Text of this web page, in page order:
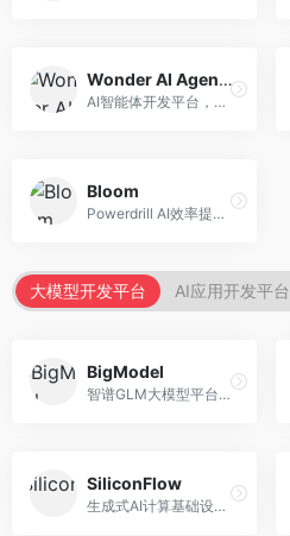
Wonder AI Agents
AI智能体开发平台，专注于低代码智能体创建。面向开发者，提供可视化开发、模板库、部署服务等功能，开发门槛低。
Bloom
Powerdrill AI效率提升平台，专注于企业智能化。面向企业用户，提供智能体创建、流程自动化、数据分析等服务，企业效率提升显著。
大模型开发平台 AI应用开发平台
BigModel
智谱GLM大模型平台，提供API调用与模型服务。面向开发者和企业用户，提供GLM系列模型API、微调服务、应用开发工具等，开源生态完善。
SiliconFlow
生成式AI计算基础设施平台，专注于模型推理服务。面向开发者和企业，提供多模型API、高性能推理、成本优化等服务，推理性价比高。